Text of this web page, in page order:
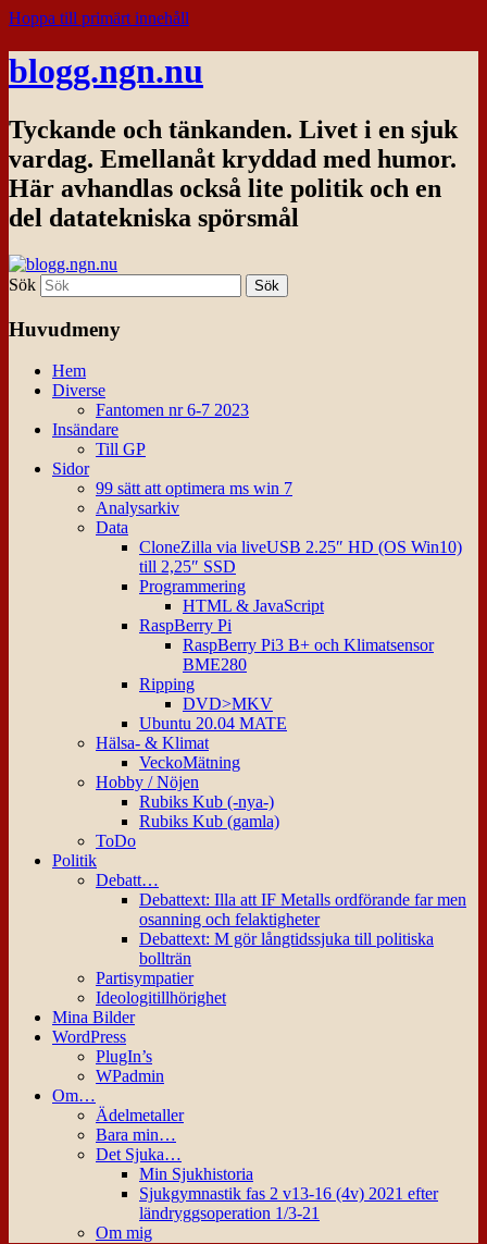
Hoppa till primärt innehåll
blogg.ngn.nu
Tyckande och tänkanden. Livet i en sjuk
vardag. Emellanåt kryddad med humor.
Här avhandlas också lite politik och en
del datatekniska spörsmål
Sök
Huvudmeny
Hem
Diverse
Fantomen nr 6-7 2023
Insändare
Till GP
Sidor
99 sätt att optimera ms win 7
Analysarkiv
Data
CloneZilla via liveUSB 2.25″ HD (OS Win10)
till 2,25″ SSD
Programmering
HTML & JavaScript
RaspBerry Pi
RaspBerry Pi3 B+ och Klimatsensor
BME280
Ripping
DVD>MKV
Ubuntu 20.04 MATE
Hälsa- & Klimat
VeckoMätning
Hobby / Nöjen
Rubiks Kub (-nya-)
Rubiks Kub (gamla)
ToDo
Politik
Debatt…
Debattext: Illa att IF Metalls ordförande far men
osanning och felaktigheter
Debattext: M gör långtidssjuka till politiska
bollträn
Partisympatier
Ideologitillhörighet
Mina Bilder
WordPress
PlugIn’s
WPadmin
Om…
Ädelmetaller
Bara min…
Det Sjuka…
Min Sjukhistoria
Sjukgymnastik fas 2 v13-16 (4v) 2021 efter
ländryggsoperation 1/3-21
Om mig